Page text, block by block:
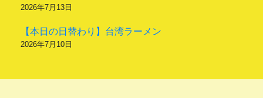
2026年7月13日
【本日の日替わり】台湾ラーメン
2026年7月10日